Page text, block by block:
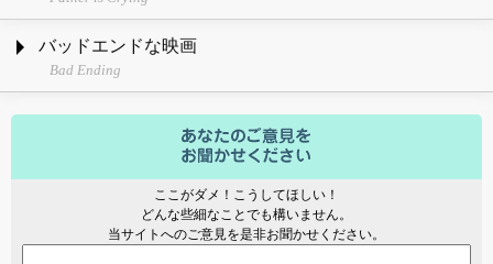
バッドエンドな映画
Bad Ending
ここがダメ！こうしてほしい！
どんな些細なことでも構いません。
当サイトへのご意見を是非お聞かせください。